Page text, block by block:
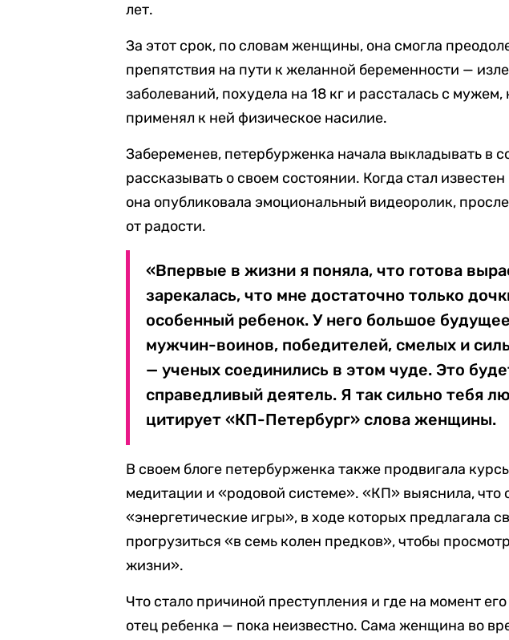
лет.
За этот срок, по словам женщины, она смогла
препятствия на пути к желанной беременности —
заболеваний, похудела на 18 кг и рассталась с
применял к ней физическое насилие.
Забеременев, петербурженка начала выкладывать в
рассказывать о своем состоянии. Когда стал
она опубликовала эмоциональный видеоролик,
от радости.
«Впервые в жизни я поняла, что готова
зарекалась, что мне достаточно только
особенный ребенок. У него большое
мужчин-воинов, победителей, смелых и
— ученых соединились в этом чуде. Это
справедливый деятель. Я так сильно тебя
цитирует «КП-Петербург» слова женщины.
В своем блоге петербурженка также продвигала
медитации и «родовой системе». «КП» выяснила, что
«энергетические игры», в ходе которых предлагала
прогрузиться «в семь колен предков», чтобы
жизни».
Что стало причиной преступления и где на момент
отец ребенка — пока неизвестно. Сама женщина во